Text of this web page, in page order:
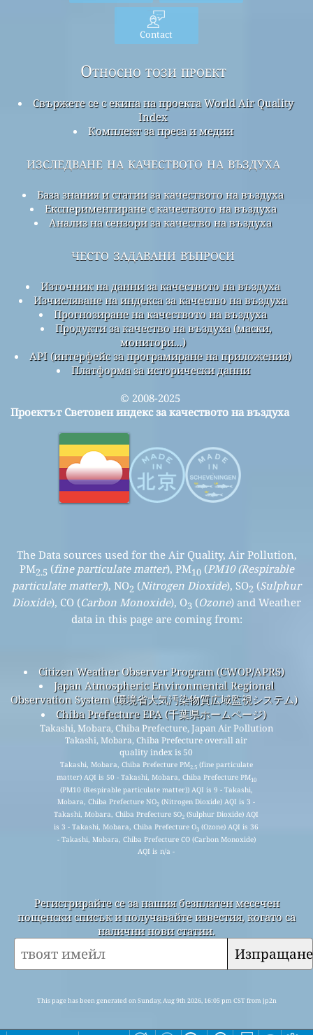
Contact
Относно този проект
Свържете се с екипа на проекта World Air Quality
Index
Комплект за преса и медии
изследване на качеството на въздуха
База знания и статии за качеството на въздуха
Експериментиране с качеството на въздуха
Анализ на сензори за качество на въздуха
често задавани въпроси
Източник на данни за качеството на въздуха
Изчисляване на индекса за качество на въздуха
Прогнозиране на качеството на въздуха
Продукти за качество на въздуха (маски,
монитори...)
API (интерфейс за програмиране на приложения)
Платформа за исторически данни
© 2008-2025
Проектът Световен индекс за качеството на въздуха
The Data sources used for the Air Quality, Air Pollution,
PM2.5 (fine particulate matter), PM10(PM10 (Respirable
particulate matter)), NO2 (Nitrogen Dioxide), SO2 (Sulphur
Dioxide), CO (Carbon Monoxide), O3 (Ozone) and Weather
data in this page are coming from:
Citizen Weather Observer Program (CWOP/APRS)
Japan Atmospheric Environmental Regional
Observation System (環境省大気汚染物質広域監視システム)
Chiba Prefecture EPA (千葉県ホームページ)
Takashi, Mobara, Chiba Prefecture, Japan Air Pollution
Takashi, Mobara, Chiba Prefecture overall air
quality index is 50
Takashi, Mobara, Chiba Prefecture PM2.5(fine particulate
matter) AQI is 50 - Takashi, Mobara, Chiba Prefecture PM10
(PM10 (Respirable particulate matter)) AQI is 9 - Takashi,
Mobara, Chiba Prefecture NO2 (Nitrogen Dioxide) AQI is 3 -
Takashi, Mobara, Chiba Prefecture SO2 (Sulphur Dioxide) AQI
is 3 - Takashi, Mobara, Chiba Prefecture O3 (Ozone) AQI is 36
- Takashi, Mobara, Chiba Prefecture CO (Carbon Monoxide)
AQI is n/a -
Регистрирайте се за нашия безплатен месечен
пощенски списък и получавайте известия, когато са
налични нови статии.
Изпращане
This page has been generated on Sunday, Aug 9th 2026, 16:05 pm CST from jp2n